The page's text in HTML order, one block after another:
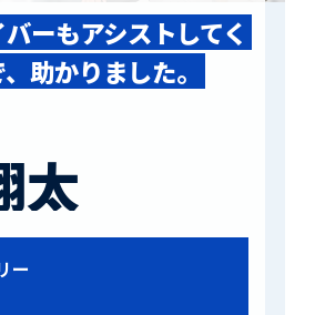
ュー
福利厚生
ドライバー職場体験
よくある質問
Social link
サイト内検索
ーもアシストしてく
助かりました。
太
ー